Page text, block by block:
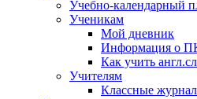
Учебно-календарный
Ученикам
Мой дневник
Информация о
Как учить
Учителям
Классные